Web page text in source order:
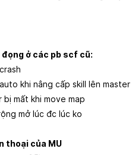
đọng ở các pb scf cũ:
khi nâng cấp skill lên master
bị mất khi move map
mở lúc đc lúc ko
thoại của MU